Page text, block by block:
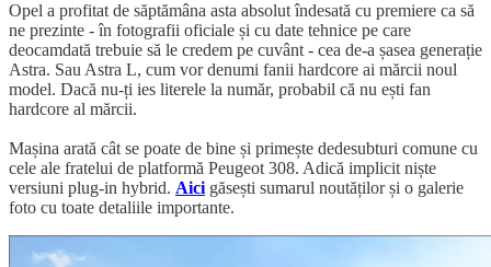
Opel a profitat de săptămâna asta absolut îndesată cu premiere ca să
ne prezinte - în fotografii oficiale și cu date tehnice pe care
deocamdată trebuie să le credem pe cuvânt - cea de-a șasea generație
Astra. Sau Astra L, cum vor denumi fanii hardcore ai mărcii noul
model. Dacă nu-ți ies literele la număr, probabil că nu ești fan
hardcore al mărcii.
Mașina arată cât se poate de bine și primește dedesubturi comune cu
cele ale fratelui de platformă Peugeot 308. Adică implicit niște
versiuni plug-in hybrid. Aici găsești sumarul noutăților și o galerie
foto cu toate detaliile importante.